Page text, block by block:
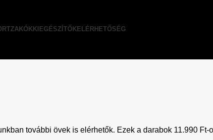
KIEGÉSZÍTŐK ELÉRHETŐSÉG
további övek is elérhetők. Ezek a darabok 11.990